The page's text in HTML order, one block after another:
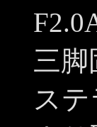
三脚
ス